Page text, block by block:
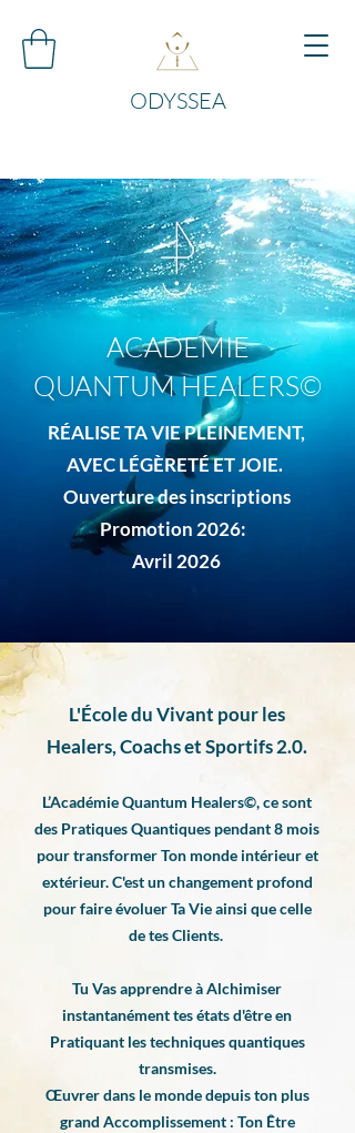
ODYSSEA
ACADEMIE
QUANTUM HEALERS©
RÉALISE TA VIE PLEINEMENT,
AVEC LÉGÈRETÉ ET JOIE.
Ouverture des inscriptions
Promotion 2026:
Avril 2026
L'École du Vivant pour les
Healers, Coachs et Sportifs 2.0.
L’Académie Quantum Healers©️, ce sont
des Pratiques Quantiques pendant 8 mois
pour transformer Ton monde intérieur et
extérieur. C'est un changement profond
pour faire évoluer Ta Vie ainsi quecelle
de tes Clients.
Tu Vas apprendre à Alchimiser
instantanément tes états d'être en
Pratiquant les techniques quantiques
transmises.
Œuvrer dans le monde depuis ton plus
grand Accomplissement : Ton Être